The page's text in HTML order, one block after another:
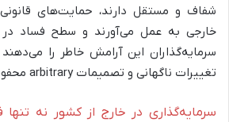
شفاف و مستقل دارند، حمایت‌های قانونی
خارجی به عمل می‌آورند و سطح فساد
سرمایه‌گذاران این آرامش خاطر را می‌دهند
تغییرات ناگهانی و تصمیمات arbitrary محفوظ خواهد ماند.
سرمایه‌گذاری در خارج از کشور نه